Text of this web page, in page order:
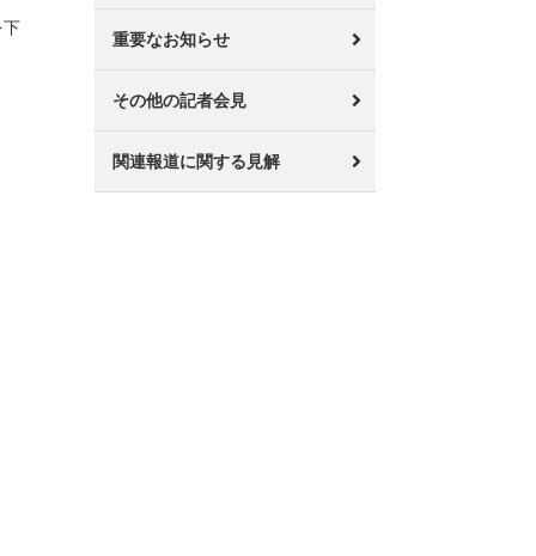
下
重要なお知らせ
その他の記者会見
関連報道に関する見解